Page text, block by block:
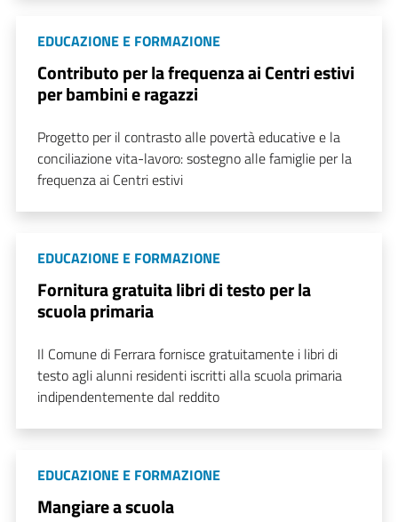
EDUCAZIONE E FORMAZIONE
Contributo per la frequenza ai Centri estivi
per bambini e ragazzi
Progetto per il contrasto alle povertà educative e la
conciliazione vita-lavoro: sostegno alle famiglie per la
frequenza ai Centri estivi
EDUCAZIONE E FORMAZIONE
Fornitura gratuita libri di testo per la
scuola primaria
Il Comune di Ferrara fornisce gratuitamente i libri di
testo agli alunni residenti iscritti alla scuola primaria
indipendentemente dal reddito
EDUCAZIONE E FORMAZIONE
Mangiare a scuola